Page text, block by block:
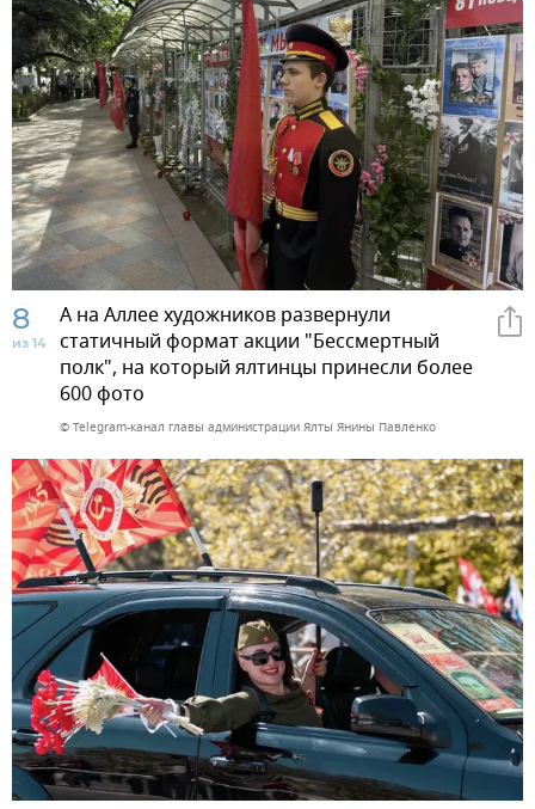
8
из 14
А на Аллее художников развернули
статичный формат акции "Бессмертный
полк", на который ялтинцы принесли более
600 фото
© Telegram-канал главы администрации Ялты Янины Павленко